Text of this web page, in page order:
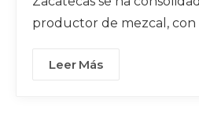
productor de mezcal, con
Leer Más